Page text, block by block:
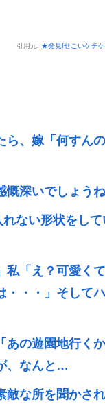
引用元: ★発見!せこいケチ
、嫁「何すん
慨深いでしょうね
ない形状をし
私「え？可愛く
・・・」そして
あの遊園地行く
、なんと…
敵な所を聞かさ